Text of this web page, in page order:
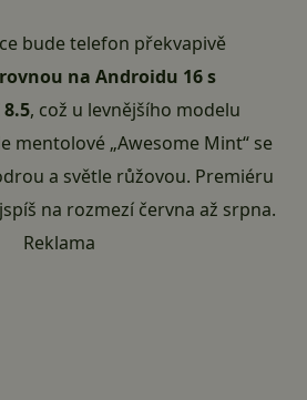
bude telefon překvapivě
na Androidu 16 s
, což u levnějšího modelu
mentolové „Awesome Mint“ se
a světle růžovou. Premiéru
na rozmezí června až srpna.
Reklama